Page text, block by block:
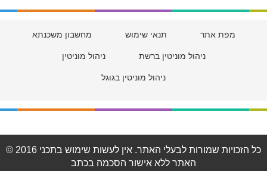
מפת אתר תנאי שימוש מחשבון משכנתא
ניהול מוניטין ברשת ניהול מוניטין
ניהול מוניטין בגוגל
© 2016 כל הזכויות שמורות לבעלי האתר. אין לעשות שימוש בתכני
האתר ללא אישור הסכמה בכתב